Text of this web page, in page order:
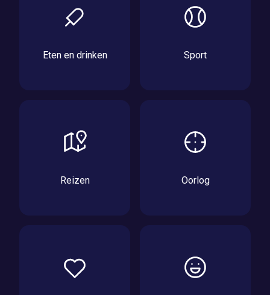
Eten en drinken Sport
Reizen Oorlog